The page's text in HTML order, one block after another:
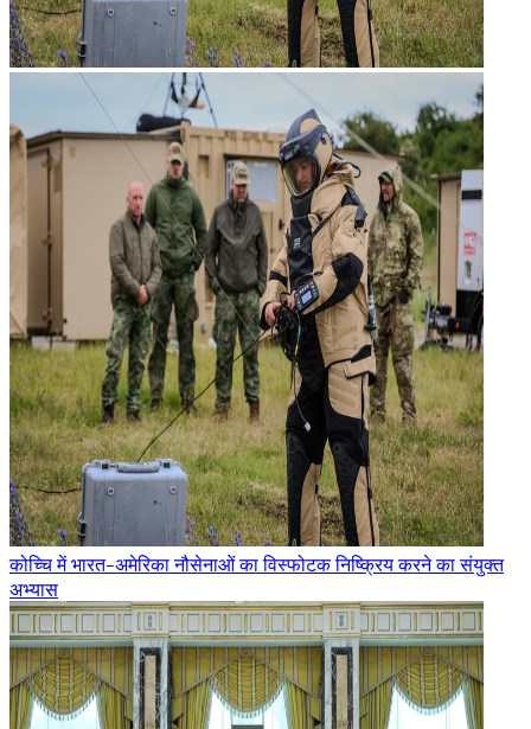
कोच्चि में भारत-अमेरिका नौसेनाओं का विस्फोटक निष्क्रिय करने का संयुक्त
अभ्यास